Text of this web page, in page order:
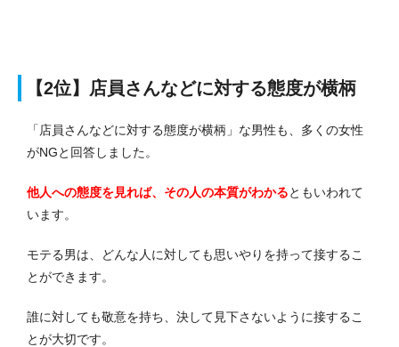
【2位】店員さんなどに対する態度が横柄
「店員さんなどに対する態度が横柄」な男性も、多くの女性
がNGと回答しました。
他人への態度を見れば、その人の本質がわかるともいわれて
います。
モテる男は、どんな人に対しても思いやりを持って接するこ
とができます。
誰に対しても敬意を持ち、決して見下さないように接するこ
とが大切です。